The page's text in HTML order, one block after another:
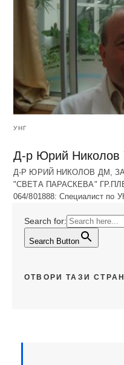
УНГ
Д-р Юрий Николов
Д-Р ЮРИЙ НИКОЛОВ ДМ,
"СВЕТА ПАРАСКЕВА"
064/801888: Специалист по
Search for:
Search Button
ОТВОРИ ТАЗИ